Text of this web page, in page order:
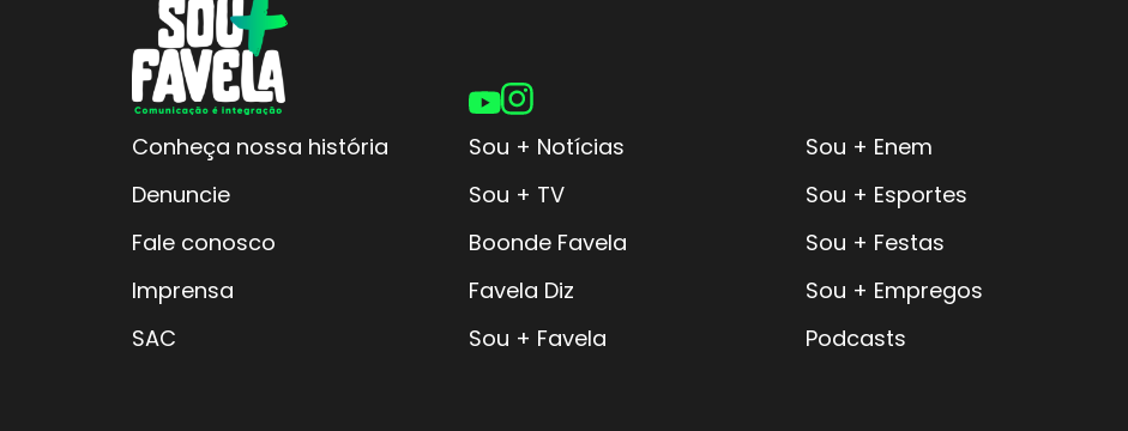
Conheça nossa história
Denuncie
Fale conosco
Imprensa
SAC
Sou + Notícias
Sou + TV
Boonde Favela
Favela Diz
Sou + Favela
Sou + Enem
Sou + Esportes
Sou + Festas
Sou + Empregos
Podcasts